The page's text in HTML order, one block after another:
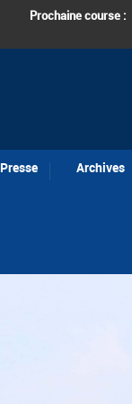
Prochaine course :
Presse Archives